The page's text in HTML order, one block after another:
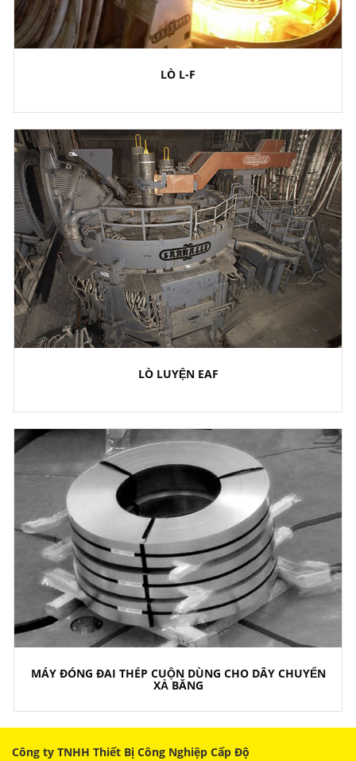
LÒ L-F
LÒ LUYỆN EAF
MÁY ĐÓNG ĐAI THÉP CUỘN DÙNG CHO DÂY CHUYỂN
XẢ BĂNG
Công ty TNHH Thiết Bị Công Nghiệp Cấp Độ